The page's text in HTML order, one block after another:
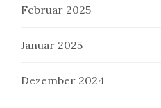
Februar 2025
Januar 2025
Dezember 2024